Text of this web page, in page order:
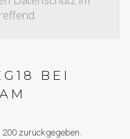
BEI
zurückgegeben.